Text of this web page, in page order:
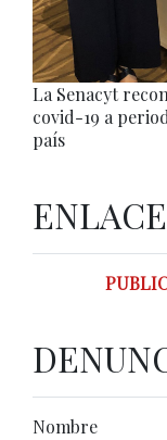
La Senacyt
covid-19 a
país
Nombre